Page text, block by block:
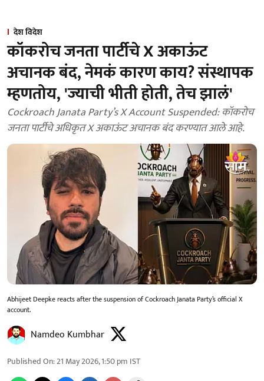
देश विदेश
कॉकरोच जनता पार्टीचे X अकाऊंट
अचानक बंद, नेमकं कारण काय? संस्थापक
म्हणतोय, 'ज्याची भीती होती, तेच झालं'
Cockroach Janata Party’s X Account Suspended: कॉकरोच
जनता पार्टीचे अधिकृत X अकाऊंट अचानक बंद करण्यात आले आहे.
Abhijeet Deepke reacts after the suspension of Cockroach Janata Party’s official X
account.
Namdeo Kumbhar
Published On:21 May 2026, 1:50 pm IST